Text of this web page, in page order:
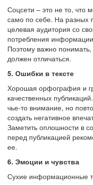
Соцсети – это не то, что
само по себе. На разных
целевая аудитория со
потребления
Поэтому важно понимать,
должен отличаться.
5. Ошибки в тексте
Хорошая орфография и
качественных
чье-то внимание, но
создать негативное
Заметить оплошности в
перед публикацией
ее.
6. Эмоции и чувства
Сухие информационные